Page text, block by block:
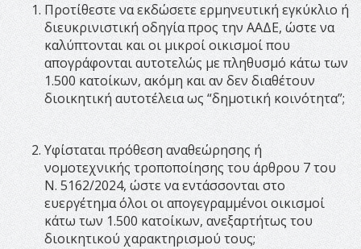
Προτίθεστε να εκδώσετε ερμηνευτική εγκύκλιο ή
διευκρινιστική οδηγία προς την ΑΑΔΕ, ώστε να
καλύπτονται και οι μικροί οικισμοί που
απογράφονται αυτοτελώς με πληθυσμό κάτω των
1.500 κατοίκων, ακόμη και αν δεν διαθέτουν
διοικητική αυτοτέλεια ως “δημοτική κοινότητα”;
Υφίσταται πρόθεση αναθεώρησης ή
νομοτεχνικής τροποποίησης του άρθρου 7 του
Ν. 5162/2024, ώστε να εντάσσονται στο
ευεργέτημα όλοι οι απογεγραμμένοι οικισμοί
κάτω των 1.500 κατοίκων, ανεξαρτήτως του
διοικητικού χαρακτηρισμού τους;